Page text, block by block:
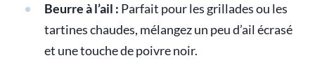
Beurre à l’ail : Parfait pour les grillades ou les
tartines chaudes, mélangez un peu d’ail écrasé
et une touche de poivre noir.